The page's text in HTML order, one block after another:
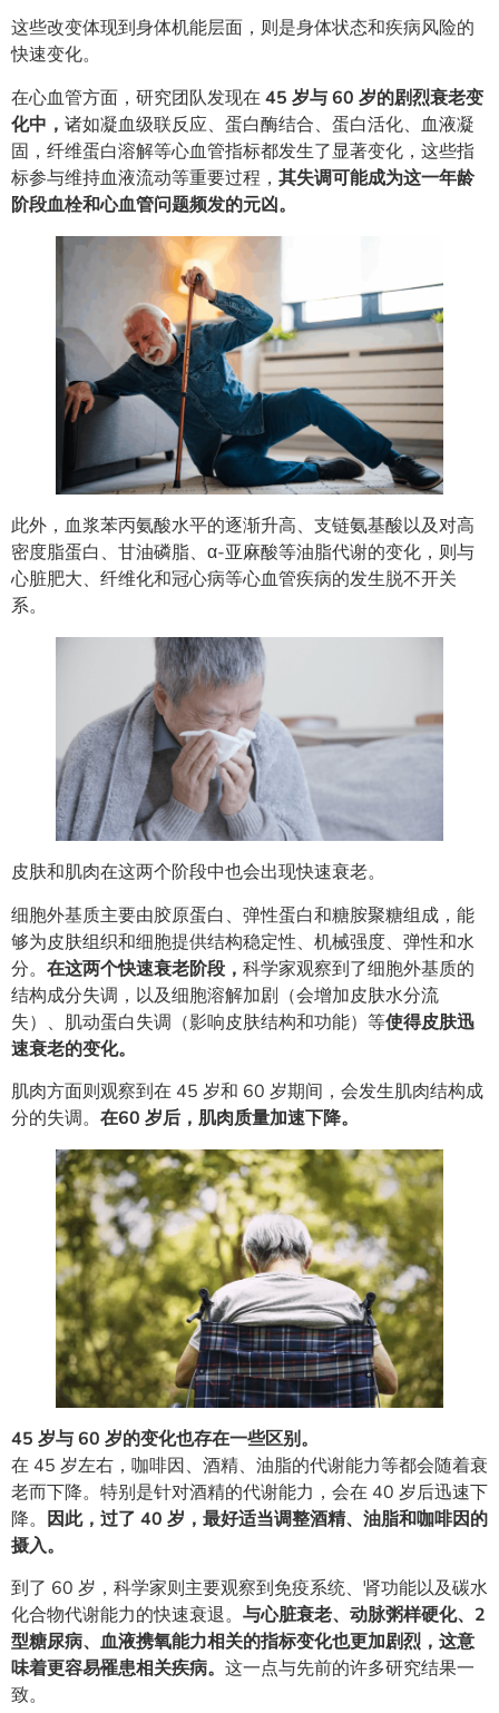
这些改变体现到身体机能层面，则是身体状态和疾病风险的
快速变化。
在心血管方面，研究团队发现在45 岁与 60 岁的剧烈衰老变
化中， 诸如凝血级联反应、蛋白酶结合、蛋白活化、血液凝
固，纤维蛋白溶解等心血管指标都发生了显著变化，这些指
标参与维持血液流动等重要过程， 其失调可能成为这一年龄
阶段血栓和心血管问题频发的元凶。
此外，血浆苯丙氨酸水平的逐渐升高、支链氨基酸以及对高
密度脂蛋白、甘油磷脂、α-亚麻酸等油脂代谢的变化，则与
心脏肥大、纤维化和冠心病等心血管疾病的发生脱不开关
系。
皮肤和肌肉在这两个阶段中也会出现快速衰老。
细胞外基质主要由胶原蛋白、弹性蛋白和糖胺聚糖组成，能
够为皮肤组织和细胞提供结构稳定性、机械强度、弹性和水
分。 在这两个快速衰老阶段， 科学家观察到了细胞外基质的
结构成分失调，以及细胞溶解加剧（会增加皮肤水分流
失）、肌动蛋白失调（影响皮肤结构和功能）等使得皮肤迅
速衰老的变化。
肌肉方面则观察到在 45 岁和 60 岁期间，会发生肌肉结构成
分的失调。 在60 岁后，肌肉质量加速下降。
45 岁与 60 岁的变化也存在一些区别。
在 45 岁左右，咖啡因、酒精、油脂的代谢能力等都会随着衰
老而下降。特别是针对酒精的代谢能力，会在 40 岁后迅速下
降。 因此，过了 40 岁，最好适当调整酒精、油脂和咖啡因的
摄入。
到了 60 岁，科学家则主要观察到免疫系统、肾功能以及碳水
化合物代谢能力的快速衰退。 与心脏衰老、动脉粥样硬化、2
型糖尿病、血液携氧能力相关的指标变化也更加剧烈，这意
味着更容易罹患相关疾病。 这一点与先前的许多研究结果一
致。